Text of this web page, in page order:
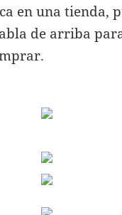
en una tienda,
de arriba